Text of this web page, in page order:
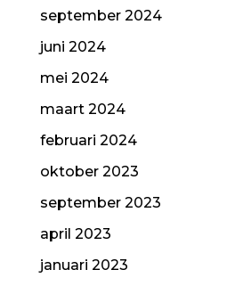
september 2024
juni 2024
mei 2024
maart 2024
februari 2024
oktober 2023
september 2023
april 2023
januari 2023